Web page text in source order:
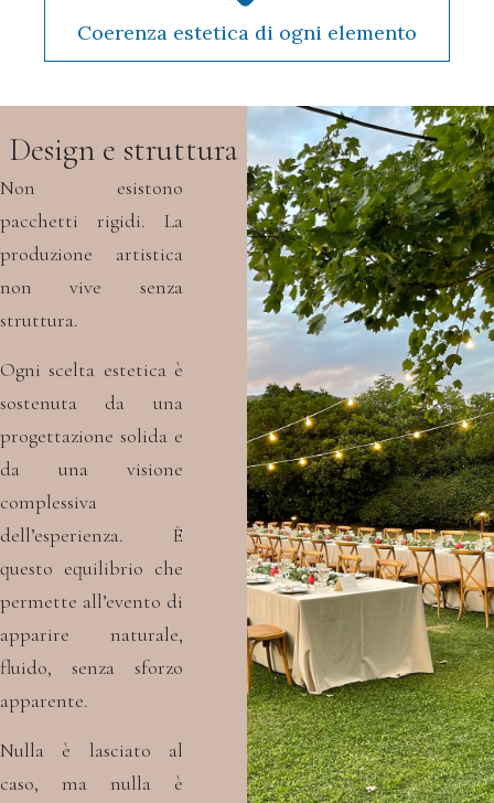
Coerenza estetica di ogni elemento
Design e struttura
Non esistono
pacchetti rigidi. La
produzione artistica
non vive senza
struttura.
Ogni scelta estetica è
sostenuta da una
progettazione solida e
da una visione
complessiva
dell’esperienza. È
questo equilibrio che
permette all’evento di
apparire naturale,
fluido, senza sforzo
apparente.
Nulla è lasciato al
caso, ma nulla è